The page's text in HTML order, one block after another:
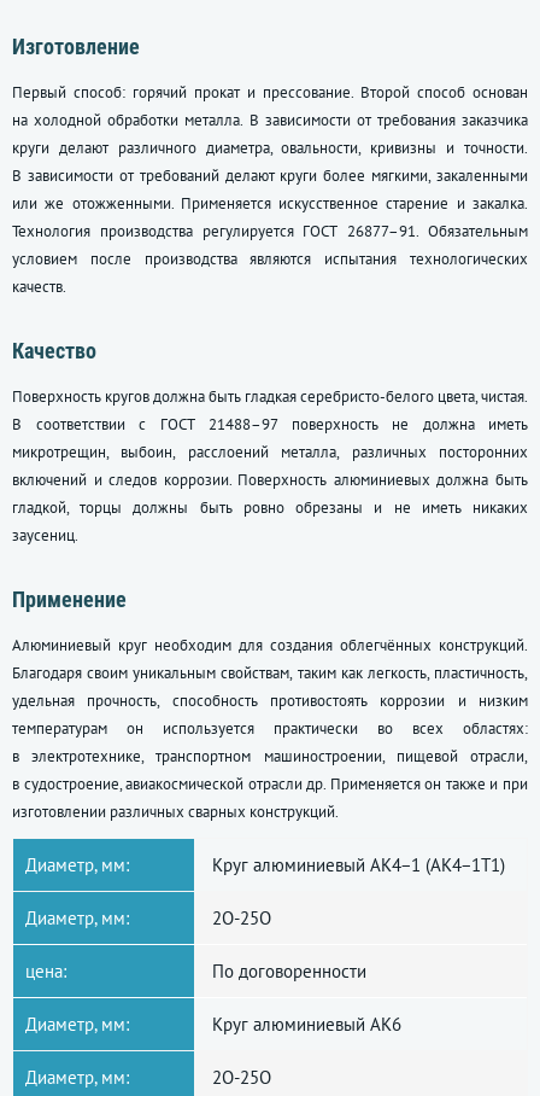
Изготовление
Первый способ: горячий прокат и прессование. Второй способ основан
на холодной обработки металла. В зависимости от требования заказчика
круги делают различного диаметра, овальности, кривизны и точности.
В зависимости от требований делают круги более мягкими, закаленными
или же отожженными. Применяется искусственное старение и закалка.
Технология производства регулируется ГОСТ 26877–91. Обязательным
условием после производства являются испытания технологических
качеств.
Качество
Поверхность кругов должна быть гладкая серебристо-белого цвета, чистая.
В соответствии с ГОСТ 21488–97поверхность не должна иметь
микротрещин, выбоин, расслоений металла, различных посторонних
включений и следов коррозии. Поверхность алюминиевых должна быть
гладкой, торцы должны быть ровно обрезаны и не иметь никаких
заусениц.
Применение
Алюминиевый круг необходим для создания облегчённых конструкций.
Благодаря своим уникальным свойствам, таким как легкость, пластичность,
удельная прочность, способность противостоять коррозии и низким
температурам он используется практически во всех областях:
в электротехнике, транспортном машиностроении, пищевой отрасли,
в судостроение, авиакосмической отрасли др. Применяется он также и при
изготовлении различных сварных конструкций.
Диаметр, мм: Круг алюминиевый АК4−1 (АК4−1Т1)
Диаметр, мм: 2О-25О
цена: По договоренности
Диаметр, мм: Круг алюминиевый АК6
Диаметр, мм: 2О-25О